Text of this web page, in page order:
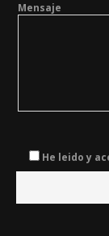
Mensaje
He leido y